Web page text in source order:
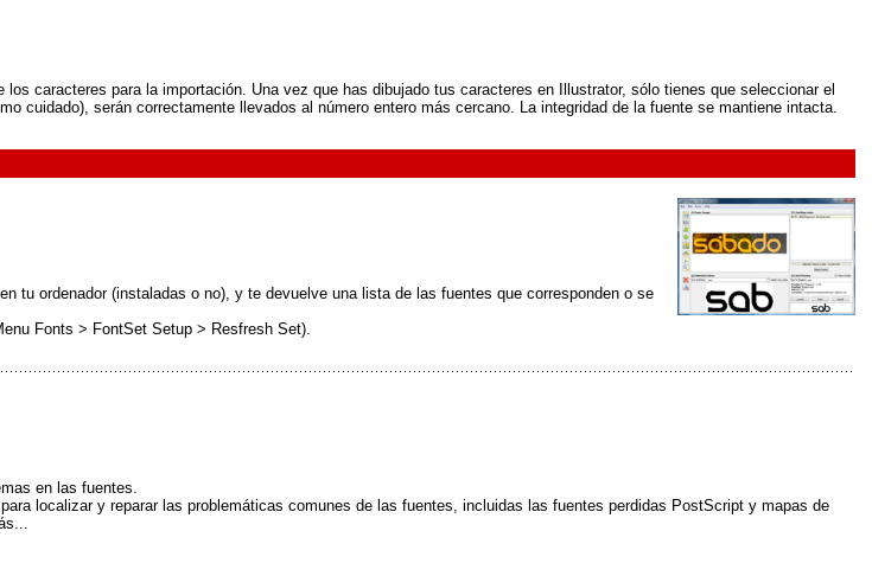
caracteres para la importación. Una vez que has dibujado tus caracteres en Illustrator, sólo tienes que seleccionar el
cuidado), serán correctamente llevados al número entero más cercano. La integridad de la fuente se mantiene intacta.
tu ordenador (instaladas o no), y te devuelve una lista de las fuentes que corresponden o se
Fonts > FontSet Setup > Resfresh Set).
en las fuentes.
localizar y reparar las problemáticas comunes de las fuentes, incluidas las fuentes perdidas PostScript y mapas de